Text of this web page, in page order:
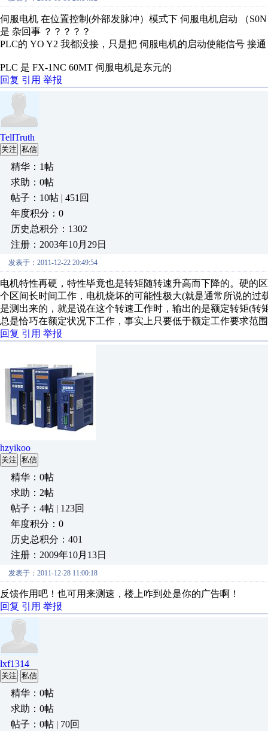
伺服电机 在位置控制(外部发脉冲）模式下 伺服电机启动 （
是 杂回事 ？？？？？
PLC的 YO Y2 我都没接，只是把 伺服电机的启动使能信号 接
PLC 是 FX-1NC 60MT 伺服电机是东元的
回复 引用 举报
TellTruth
关注 私信
精华：1帖
求助：0帖
帖子：10帖 | 451回
年度积分：0
历史总积分：1302
注册：2003年10月29日
发表于：2011-12-22 20:49:54
电机特性再硬，特性毕竟也是转矩随转速升高而下降的。硬的
个区间长时间工作，电机烧坏的可能性极大(就是通常所说的
是测出来的，就是说在这个转速工作时，输出的是额定转矩(
总是恰巧在额定状况下工作，事实上只要低于额定工作要求范
回复 引用 举报
hzyikoo
关注 私信
精华：0帖
求助：2帖
帖子：4帖 | 123回
年度积分：0
历史总积分：401
注册：2009年10月13日
发表于：2011-12-28 11:00:18
反馈作用吧！也可用来测速，楼上咋到处是你的广告啊！
回复 引用 举报
lxf1314
关注 私信
精华：0帖
求助：0帖
帖子：0帖 | 70回